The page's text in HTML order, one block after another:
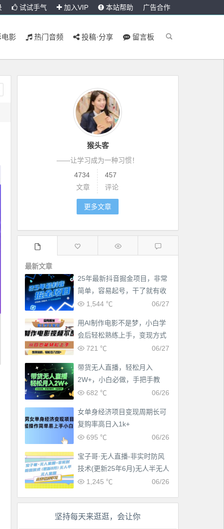
试试手气 加入VIP 本站帮助 广告合作
影 热门音频 投稿·分享 留言板
猴头客
——让学习成为一种习惯！
4734
文章
457
评论
更多文章
最新文章
25年最新抖音掘金项目，非常
简单，容易起号，干了就有收
益那种
06/27
1,544 ℃
用AI制作电影不是梦，小白学
会后轻松熟练上手，变现方式
多样，日入2张+
06/27
721 ℃
带货无人直播，轻松月入
2W+，小白必做，手把手教
学，无脑操作(附学习资料)06/26
682 ℃
女单身经济项目变现周期长可
复购率高日入1k+
06/26
695 ℃
宝子哥·无人直播-非实时防风
技术(更新25年6月)无人半无人
直播
06/26
1,245 ℃
坚持每天来逛逛，会让你
生活也美好了！